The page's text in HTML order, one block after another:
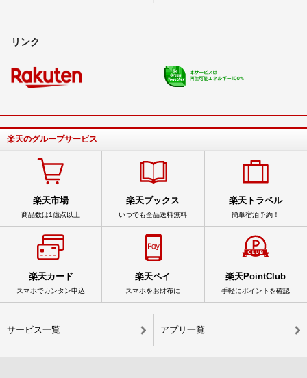
リンク
楽天のグループサービス
楽天市場
商品数は1億点以上
楽天ブックス
いつでも全品送料無料
楽天トラベル
簡単宿泊予約！
楽天カード
スマホでカンタン申込
楽天ペイ
スマホをお財布に
楽天PointClub
手軽にポイントを確認
サービス一覧 アプリ一覧